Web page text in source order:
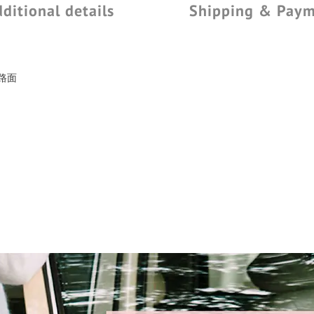
details Shipping &
面